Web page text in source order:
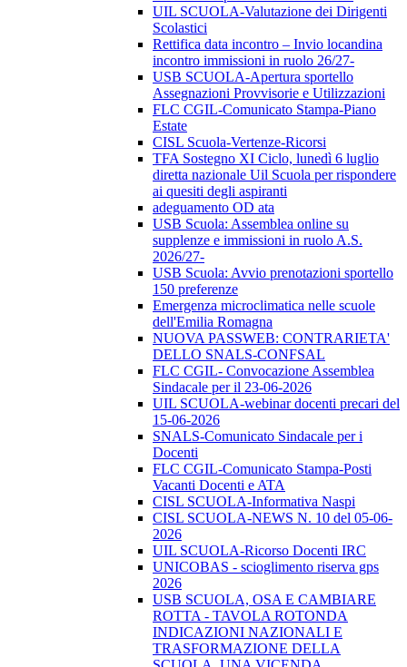
UIL SCUOLA-Valutazione dei Dirigenti
Scolastici
Rettifica data incontro – Invio locandina
incontro immissioni in ruolo 26/27-
USB SCUOLA-Apertura sportello
Assegnazioni Provvisorie e Utilizzazioni
FLC CGIL-Comunicato Stampa-Piano
Estate
CISL Scuola-Vertenze-Ricorsi
TFA Sostegno XI Ciclo, lunedì 6 luglio
diretta nazionale Uil Scuola per rispondere
ai quesiti degli aspiranti
adeguamento OD ata
USB Scuola: Assemblea online su
supplenze e immissioni in ruolo A.S.
2026/27-
USB Scuola: Avvio prenotazioni sportello
150 preferenze
Emergenza microclimatica nelle scuole
dell'Emilia Romagna
NUOVA PASSWEB: CONTRARIETA'
DELLO SNALS-CONFSAL
FLC CGIL- Convocazione Assemblea
Sindacale per il 23-06-2026
UIL SCUOLA-webinar docenti precari del
15-06-2026
SNALS-Comunicato Sindacale per i
Docenti
FLC CGIL-Comunicato Stampa-Posti
Vacanti Docenti e ATA
CISL SCUOLA-Informativa Naspi
CISL SCUOLA-NEWS N. 10 del 05-06-
2026
UIL SCUOLA-Ricorso Docenti IRC
UNICOBAS - scioglimento riserva gps
2026
USB SCUOLA, OSA E CAMBIARE
ROTTA - TAVOLA ROTONDA
INDICAZIONI NAZIONALI E
TRASFORMAZIONE DELLA